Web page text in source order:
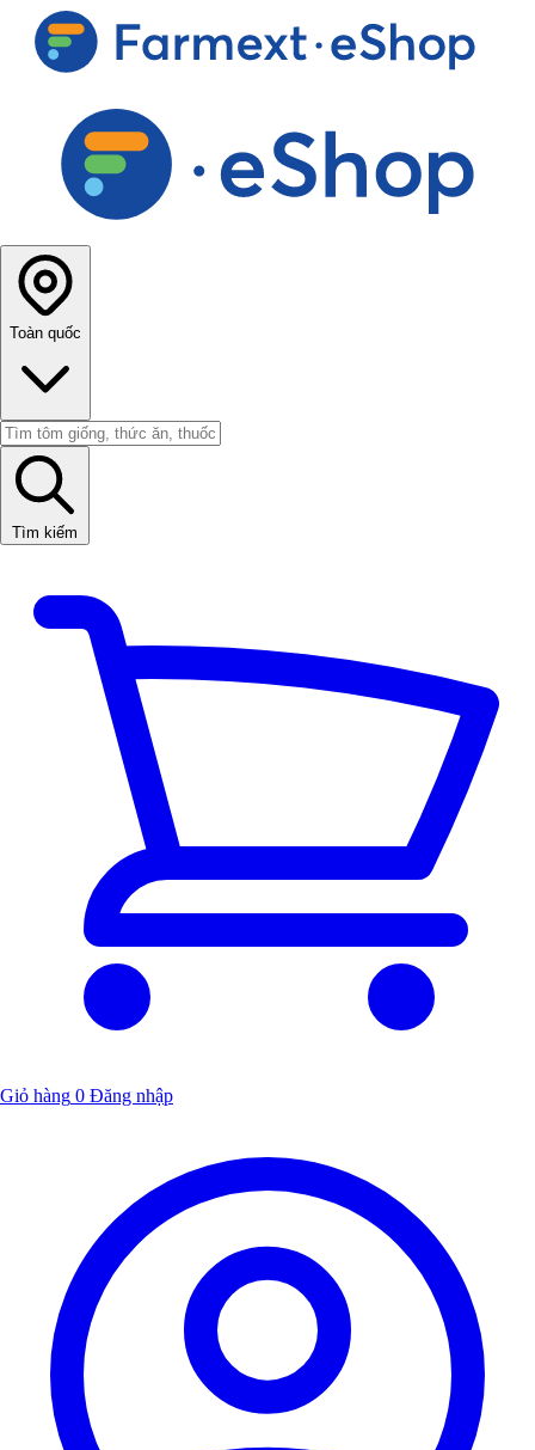
Toàn quốc
Tìm kiếm
Giỏ hàng 0 Đăng nhập